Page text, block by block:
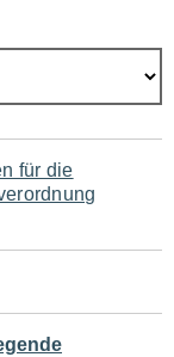
für die